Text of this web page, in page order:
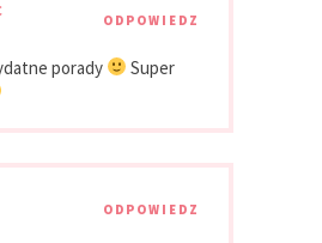
ODPOWIEDZ
porady
Super
ODPOWIEDZ